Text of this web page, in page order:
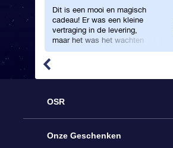
Dit is een mooi en magisch
cadeau! Er was een kleine
vertraging in de levering,
maar het was het wachten
helemaal waard.
OSR
Service
Onze Geschenken